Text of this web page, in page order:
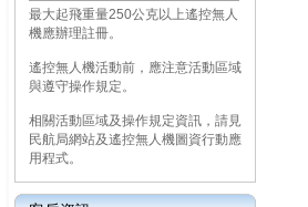
最大起飛重量250公克以上遙控無人
機應辦理註冊。
遙控無人機活動前，應注意活動區域
與遵守操作規定。
相關活動區域及操作規定資訊，請見
民航局網站及遙控無人機圖資行動應
用程式。